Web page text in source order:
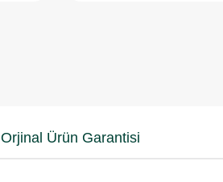
Orjinal Ürün Garantisi